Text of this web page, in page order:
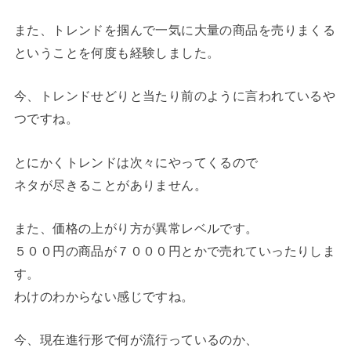
また、トレンドを掴んで一気に大量の商品を売りまくる
ということを何度も経験しました。
今、トレンドせどりと当たり前のように言われているや
つですね。
とにかくトレンドは次々にやってくるので
ネタが尽きることがありません。
また、価格の上がり方が異常レベルです。
５００円の商品が７０００円とかで売れていったりしま
す。
わけのわからない感じですね。
今、現在進行形で何が流行っているのか、